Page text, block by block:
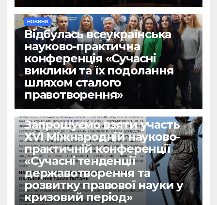
НОВИНИ
Відбулась всеукраїнська
науково-практична
конференція «Сучасні
виклики та їх подолання
шляхом сталого
правотворення»
Запрошуємо взяти участь
ХVІ Міжнародній науково-
практичній конференції
«Сучасні тенденції
державотворення та
розвитку правової науки у
кризовий період»